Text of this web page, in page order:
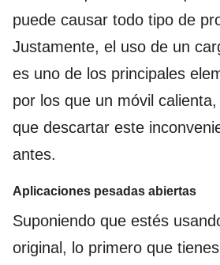
puede causar todo tipo de
Justamente, el uso de un
es uno de los principales
por los que un móvil
que descartar este
antes.
Aplicaciones pesadas abiertas
Suponiendo que estés
original, lo primero que